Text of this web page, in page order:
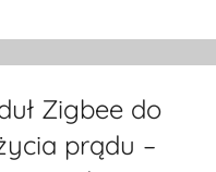
Zigbee do
prądu –